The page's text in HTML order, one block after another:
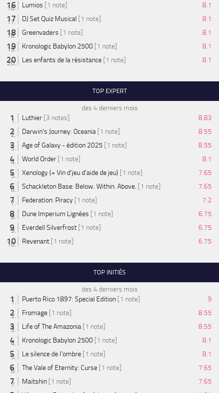
Lumios [1 note]
8.1
DJ Set Quiz Musical [1 note]
8.1
Greenvaders [1 note]
8.1
Kronologic Babylon 2500 [1 note]
8.1
Les enfants de la résistance [1 note] 8.1
TOP EXPERT
des 4 derniers mois
Luthier [3 notes]
8.83
Darwin's Journey: Oceania [1 note]
8.55
Age of Galaxy - édition 2025 [1 note]
8.55
World Order [1 note]
8.1
Xenology (+ Vin d'jeu d'aide de jeu) [1 note]
7.65
Schackleton Base: Below. Within. Above. [1 note]
7.65
Federation: Piracy [1 note]
7.2
Dune Imperium Lignées [1 note]
6.75
Everdell Silverfrost [1 note]
6.75
Revenant [1 note] 6.75
TOP INITIÉS
des 4 derniers mois
Puerto Rico 1897: Special Edition [1 note]
9
Fromage [1 note]
8.55
Life of The Amazonia [1 note]
8.55
Kronologic Babylon 2500 [1 note]
8.1
Le silence de l'ombre [1 note]
8.1
The Vale of Eternity: Curse [1 note]
7.65
Maitshin [1 note]
7.65